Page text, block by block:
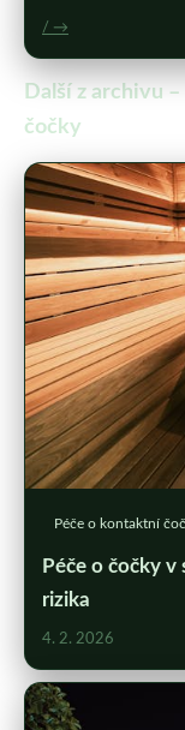
/ →
Další z archivu
čočky
Péče o kontaktní
Péče o čočky v
rizika
4. 2. 2026